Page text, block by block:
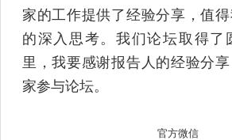
家的工作提供了经验分享，值
的深入思考。我们论坛取得了
里，我要感谢报告人的经验分
家参与论坛。
官方微信